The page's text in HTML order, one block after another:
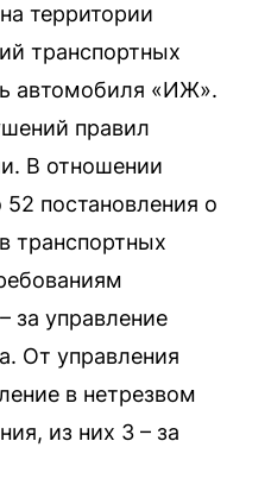
территории
транспортных
автомобиля «ИЖ».
правил
В отношении
постановления о
транспортных
за управление
От управления
в нетрезвом
из них 3 – за